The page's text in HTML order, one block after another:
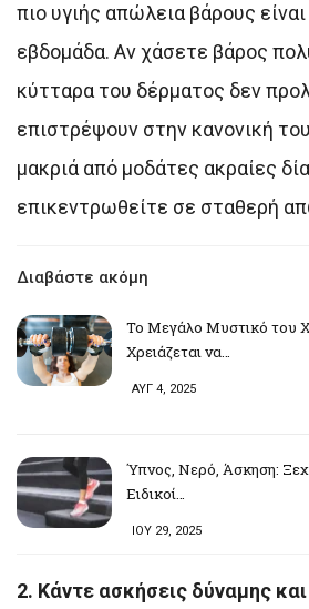
πιο υγιής απώλεια βάρους
εβδομάδα. Αν χάσετε βάρος
κύτταρα του δέρματος δεν
επιστρέψουν στην κανονική
μακριά από μοδάτες ακραίες
επικεντρωθείτε σε σταθερή
Διαβάστε ακόμη
Το Μεγάλο Μυστικό του
Χρειάζεται να…
ΑΥΓ 4, 2025
Ύπνος, Νερό, Άσκηση:
Ειδικοί…
ΙΟΥ 29, 2025
2. Κάντε ασκήσεις δύναμης